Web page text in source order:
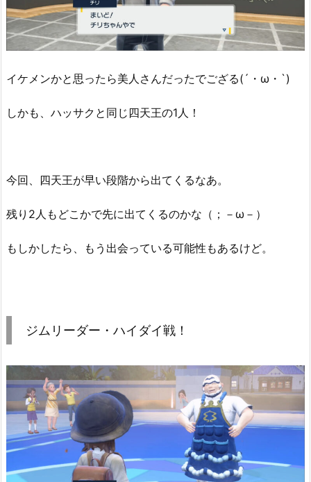
イケメンかと思ったら美人さんだったでござる(´・ω・`)
しかも、ハッサクと同じ四天王の1人！
今回、四天王が早い段階から出てくるなあ。
残り2人もどこかで先に出てくるのかな（；－ω－）
もしかしたら、もう出会っている可能性もあるけど。
ジムリーダー・ハイダイ戦！